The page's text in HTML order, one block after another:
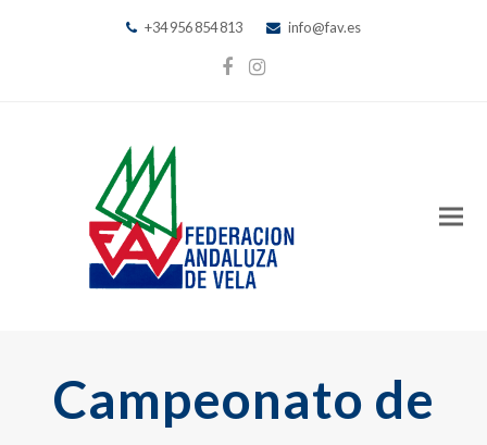
+34 956 854 813 info@fav.es
Facebook
Instagram
Campeonato de